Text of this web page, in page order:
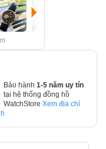
Bảo hành 1-5 năm uy tín
tại hệ thống đồng hồ
WatchStore Xem địa chỉ